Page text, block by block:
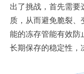
出了挑战，首先需
质，从而避免脆裂
能的冻存管能有效防
长期保存的稳定性，